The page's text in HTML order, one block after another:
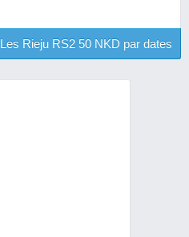
Les Rieju RS2 50 NKD par dates